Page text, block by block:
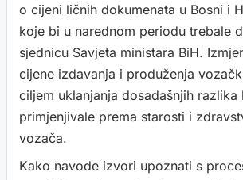
o cijeni ličnih dokumenata u Bosni i
koje bi u narednom periodu trebale
sjednicu Savjeta ministara BiH.
cijene izdavanja i produženja
ciljem uklanjanja dosadašnjih razlika
primjenjivale prema starosti i
vozača.
Kako navode izvori upoznati s